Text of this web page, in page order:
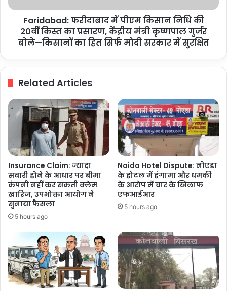
किस्त
प्रसारण,
केंद्रीय
किसानों
का
मोदी
सरकार
में
सुरक्षित
Faridabad: फरीदाबाद में पीएम किसान निधि की
20वीं किस्त का प्रसारण, केंद्रीय मंत्री कृष्णपाल गुर्जर
बोले—किसानों का हित सिर्फ मोदी सरकार में सुरक्षित
Related Articles
Insurance Claim: ज्यादा
सवारी होने के आधार पर बीमा
कंपनी नहीं कर सकती क्लेम
खारिज, उपभोक्ता आयोग ने
सुनाया फैसला
5 hours ago
Noida Hotel Dispute: नोएडा
के होटल में हंगामा और धमकी
के आरोप में चार के खिलाफ
एफआईआर
5 hours ago